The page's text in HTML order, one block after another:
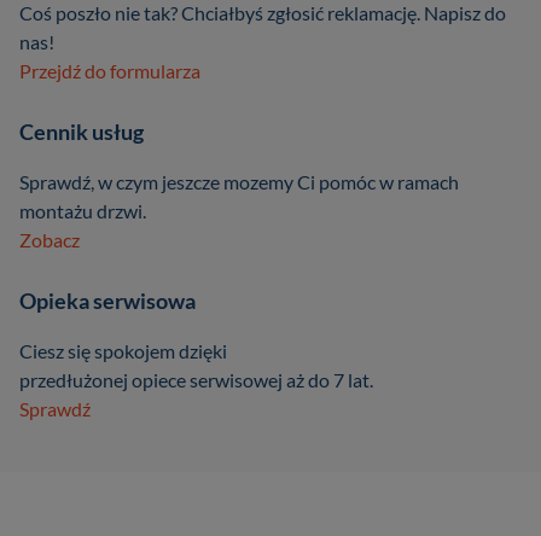
Coś poszło nie tak? Chciałbyś zgłosić reklamację. Napisz do
nas!
Przejdź do formularza
Cennik usług
Sprawdź, w czym jeszcze mozemy Ci pomóc w ramach
montażu drzwi.
Zobacz
Opieka serwisowa
Ciesz się spokojem dzięki
przedłużonej opiece serwisowej aż do 7 lat.
Sprawdź